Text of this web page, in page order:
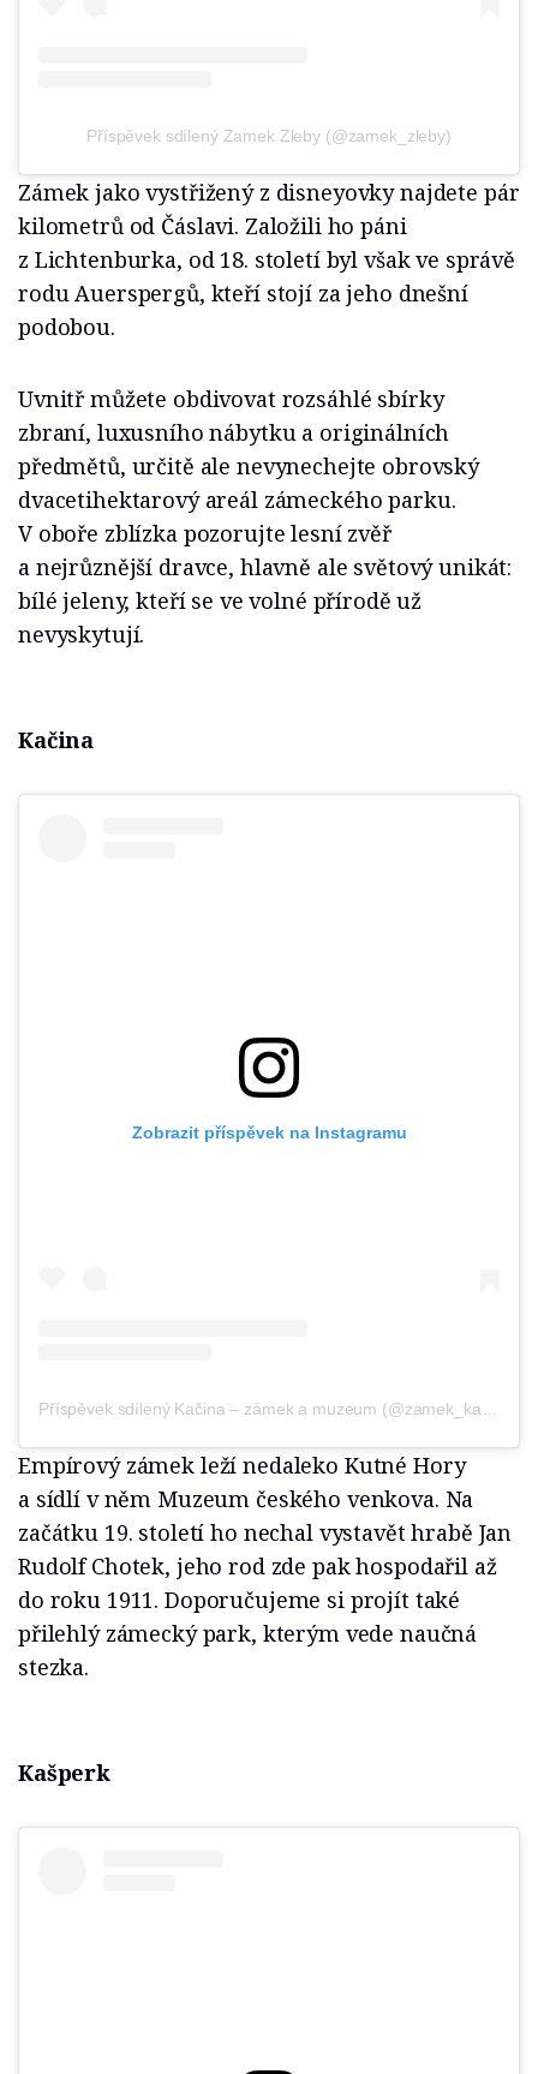
Příspěvek sdílený Zamek Zleby (@zamek_zleby)
Zámek jako vystřižený z disneyovky najdete pár
kilometrů od Čáslavi. Založili ho páni
z Lichtenburka, od 18. století byl však ve správě
rodu Auerspergů, kteří stojí za jeho dnešní
podobou.
Uvnitř můžete obdivovat rozsáhlé sbírky
zbraní, luxusního nábytku a originálních
předmětů, určitě ale nevynechejte obrovský
dvacetihektarový areál zámeckého parku.
V oboře zblízka pozorujte lesní zvěř
a nejrůznější dravce, hlavně ale světový unikát:
bílé jeleny, kteří se ve volné přírodě už
nevyskytují.
Kačina
Zobrazit příspěvek na Instagramu
Příspěvek sdílený Kačina – zámek a muzeum (@zamek_kacina)
Empírový zámek leží nedaleko Kutné Hory
a sídlí v něm Muzeum českého venkova. Na
začátku 19. století ho nechal vystavět hrabě Jan
Rudolf Chotek, jeho rod zde pak hospodařil až
do roku 1911. Doporučujeme si projít také
přilehlý zámecký park, kterým vede naučná
stezka.
Kašperk